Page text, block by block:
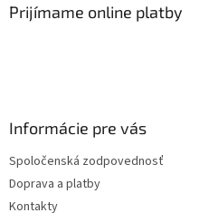
Prijímame online platby
Informácie pre vás
Spoločenská zodpovednosť
Doprava a platby
Kontakty